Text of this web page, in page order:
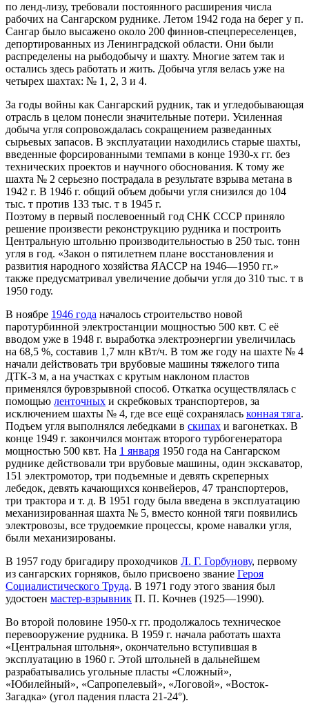
по ленд-лизу, требовали постоянного расширения числа
рабочих на Сангарском руднике. Летом 1942 года на берег у п.
Сангар было высажено около 200 финнов-спецпереселенцев,
депортированных из Ленинградской области. Они были
распределены на рыбодобычу и шахту. Многие затем так и
остались здесь работать и жить. Добыча угля велась уже на
четырех шахтах: № 1, 2, 3 и 4.
За годы войны как Сангарский рудник, так и угледобывающая
отрасль в целом понесли значительные потери. Усиленная
добыча угля сопровождалась сокращением разведанных
сырьевых запасов. В эксплуатации находились старые шахты,
введенные форсированными темпами в конце 1930-х гг. без
технических проектов и научного обоснования. К тому же
шахта № 2 серьезно пострадала в результате взрыва метана в
1942 г. В 1946 г. общий объем добычи угля снизился до 104
тыс. т против 133 тыс. т в 1945 г.
Поэтому в первый послевоенный год СНК СССР приняло
решение произвести реконструкцию рудника и построить
Центральную штольню производительностью в 250 тыс. тонн
угля в год. «Закон о пятилетнем плане восстановления и
развития народного хозяйства ЯАССР на 1946—1950 гг.»
также предусматривал увеличение добычи угля до 310 тыс. т в
1950 году.
В ноябре 1946 года началось строительство новой
паротурбинной электростанции мощностью 500 квт. С её
вводом уже в 1948 г. выработка электроэнергии увеличилась
на 68,5 %, составив 1,7 млн кВт/ч. В том же году на шахте № 4
начали действовать три врубовые машины тяжелого типа
ДТК-3 м, а на участках с крутым наклоном пластов
применялся буровзрывной способ. Откатка осуществлялась с
помощью ленточных и скребковых транспортеров, за
исключением шахты № 4, где все ещё сохранялась конная тяга.
Подъем угля выполнялся лебедками в скипах и вагонетках. В
конце 1949 г. закончился монтаж второго турбогенератора
мощностью 500 квт. На 1 января 1950 года на Сангарском
руднике действовали три врубовые машины, один экскаватор,
151 электромотор, три подъемные и девять скреперных
лебедок, девять качающихся конвейеров, 47 транспортеров,
три трактора и т. д. В 1951 году была введена в эксплуатацию
механизированная шахта № 5, вместо конной тяги появились
электровозы, все трудоемкие процессы, кроме навалки угля,
были механизированы.
В 1957 году бригадиру проходчиков Л. Г. Горбунову, первому
из сангарских горняков, было присвоено звание Героя
Социалистического Труда. В 1971 году этого звания был
удостоен мастер-взрывник П. П. Кочнев (1925—1990).
Во второй половине 1950-х гг. продолжалось техническое
перевооружение рудника. В 1959 г. начала работать шахта
«Центральная штольня», окончательно вступившая в
эксплуатацию в 1960 г. Этой штольней в дальнейшем
разрабатывались угольные пласты «Сложный»,
«Юбилейный», «Сапропелевый», «Логовой», «Восток-
Загадка» (угол падения пласта 21-24°).